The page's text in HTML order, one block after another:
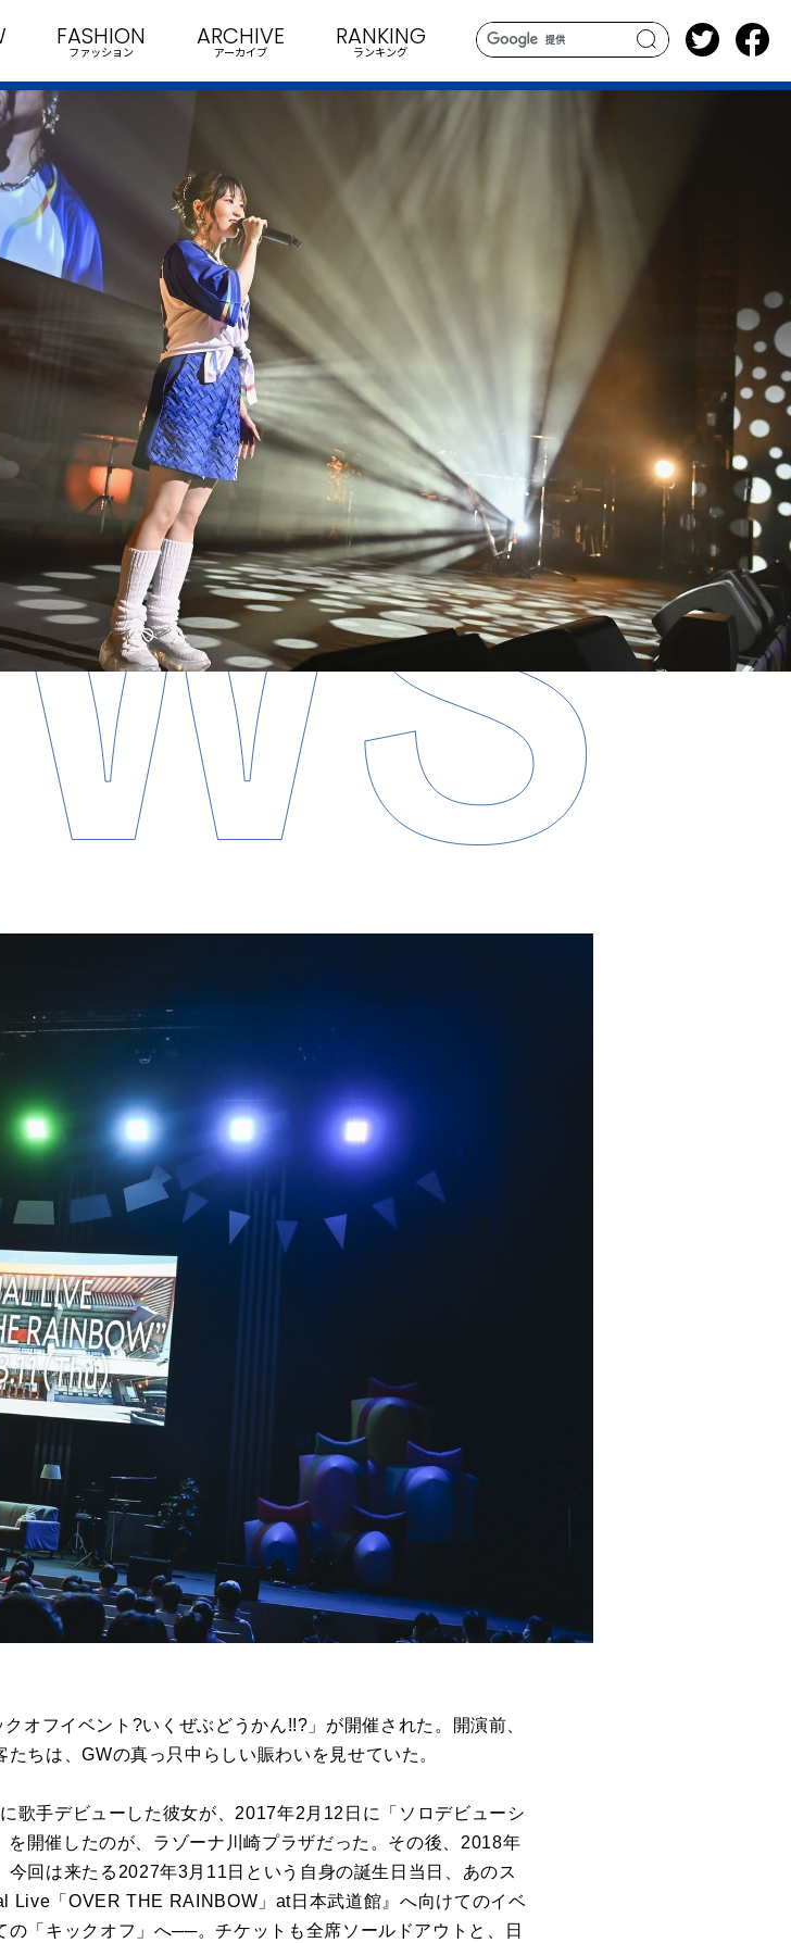
search
FASHION
ファッション
ARCHIVE
アーカイブ
RANKING
ランキング
オフイベント?いくぜぶどうかん!!?」が開催された。開演前、
ちは、GWの真っ只中らしい賑わいを見せていた。
歌手デビューした彼女が、2017年2月12日に「ソロデビューシ
を開催したのが、ラゾーナ川崎プラザだった。その後、2018年
回は来たる2027年3月11日という自身の誕生日当日、あのス
Live「OVER THE RAINBOW」at日本武道館』へ向けてのイベ
「キックオフ」へ──。チケットも全席ソールドアウトと、日